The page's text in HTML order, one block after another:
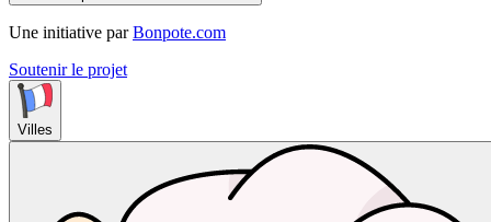
Une initiative par Bonpote.com
Soutenir le projet
Villes